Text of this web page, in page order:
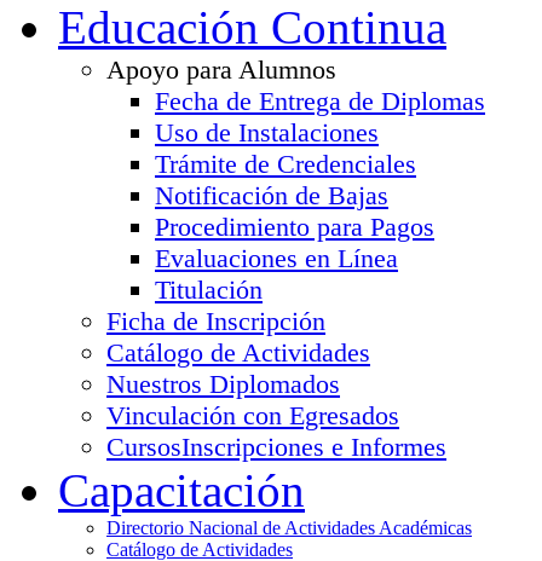
Educación Continua
Apoyo para Alumnos
Fecha de Entrega de Diplomas
Uso de Instalaciones
Trámite de Credenciales
Notificación de Bajas
Procedimiento para Pagos
Evaluaciones en Línea
Titulación
Ficha de Inscripción
Catálogo de Actividades
Nuestros Diplomados
Vinculación con Egresados
CursosInscripciones e Informes
Capacitación
Directorio Nacional de Actividades Académicas
Catálogo de Actividades